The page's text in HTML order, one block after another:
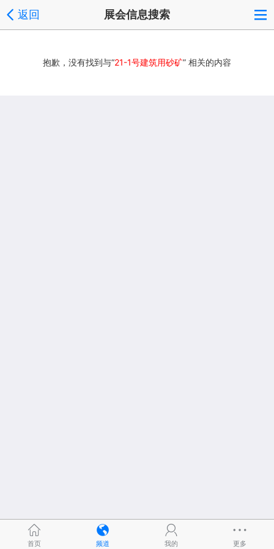
返回 展会信息搜索
抱歉，没有找到与“21-1号建筑用砂矿” 相关的内容
首页 频道 我的 更多